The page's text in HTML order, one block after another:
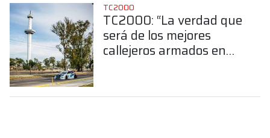
TC2000
TC2000: “La verdad que
será de los mejores
callejeros armados en